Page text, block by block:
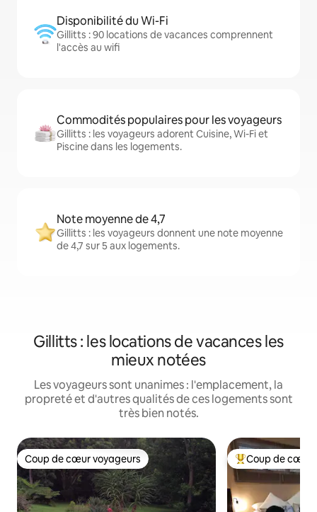
Disponibilité du Wi-Fi
Gillitts : 90 locations de vacances comprennent
l'accès au wifi
Commodités populaires pour les voyageurs
Gillitts : les voyageurs adorent Cuisine, Wi-Fi et
Piscine dans les logements.
Note moyenne de 4,7
Gillitts : les voyageurs donnent une note moyenne
de 4,7 sur 5 aux logements.
Gillitts : les locations de vacances les
mieux notées
Les voyageurs sont unanimes : l'emplacement, la
propreté et d'autres qualités de ces logements sont
très bien notés.
Coup de cœur voyageurs
Coup de cœur voyageurs Coup de cœur
Coup de cœur